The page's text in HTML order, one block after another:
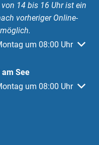
14 bis 16 Uhr ist ein
vorheriger Online-
Schließzeiten
um 08:00 Uhr
See
Schließzeiten
um 08:00 Uhr